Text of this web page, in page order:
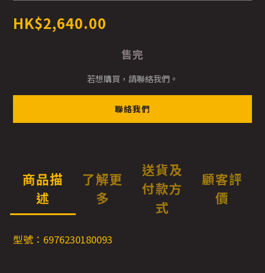
HK$2,640.00
售完
若想購買，請聯絡我們。
聯絡我們
商品描
述
了解更
多
送貨及
付款方
式
顧客評
價
型號：6976230180093